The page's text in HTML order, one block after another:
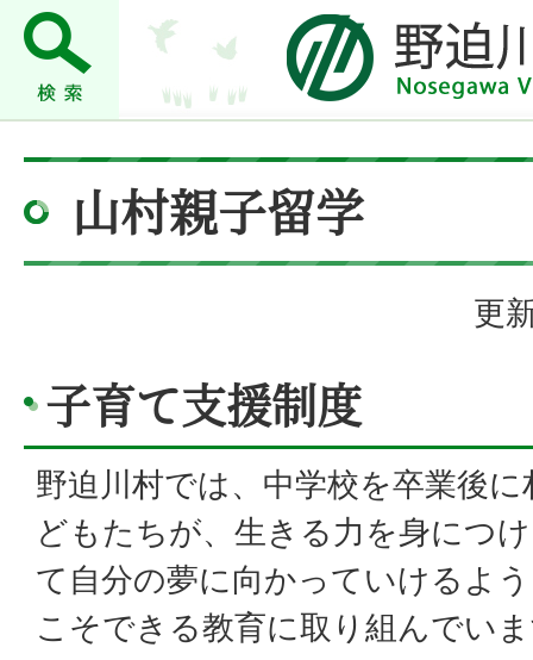
山村親子留学
更
子育て支援制度
野迫川村では、中学校を卒業後
どもたちが、生きる力を身につ
て自分の夢に向かっていけるよ
こそできる教育に取り組んでい